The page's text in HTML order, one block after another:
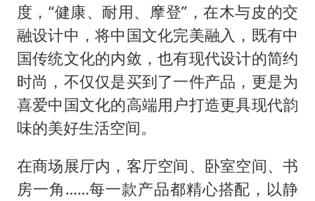
度，“健康、耐用、摩登”，在木与皮的交
融设计中，将中国文化完美融入，既有中
国传统文化的内敛，也有现代设计的简约
时尚，不仅仅是买到了一件产品，更是为
喜爱中国文化的高端用户打造更具现代韵
味的美好生活空间。
在商场展厅内，客厅空间、卧室空间、书
房一角……每一款产品都精心搭配，以静